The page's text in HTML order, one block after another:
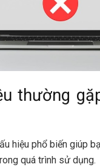
thường
hiệu phổ biến giúp
quá trình sử dụng.